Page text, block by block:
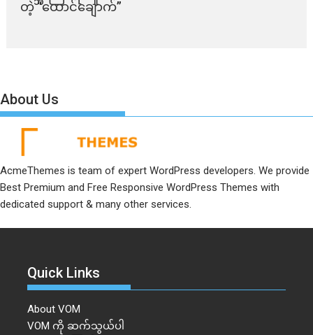
တဲ့ “ထောင်ချောက်”
About Us
AcmeThemes is team of expert WordPress developers. We provide
Best Premium and Free Responsive WordPress Themes with
dedicated support & many other services.
Quick Links
About VOM
VOM ကို ဆက်သွယ်ပါ